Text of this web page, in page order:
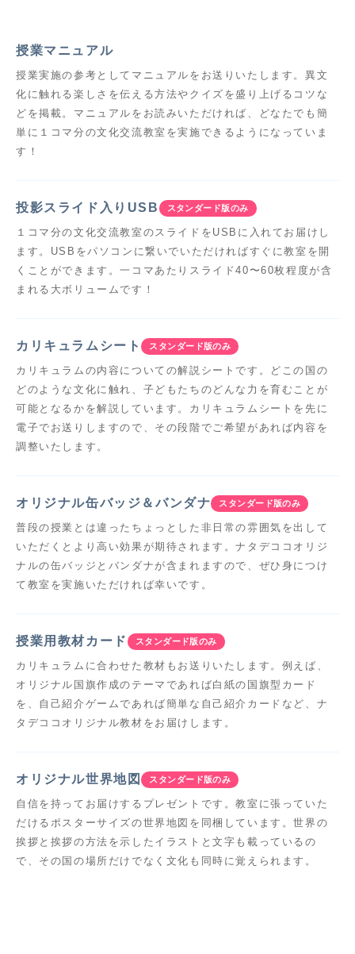
授業マニュアル
授業実施の参考としてマニュアルをお送りいたします。異文
化に触れる楽しさを伝える方法やクイズを盛り上げるコツな
どを掲載。マニュアルをお読みいただければ、どなたでも簡
単に１コマ分の文化交流教室を実施できるようになっていま
す！
投影スライド入りUSB スタンダード版のみ
１コマ分の文化交流教室のスライドをUSBに入れてお届けし
ます。USBをパソコンに繋いでいただければすぐに教室を開
くことができます。一コマあたりスライド40〜60枚程度が含
まれる大ボリュームです！
カリキュラムシート スタンダード版のみ
カリキュラムの内容についての解説シートです。どこの国の
どのような文化に触れ、子どもたちのどんな力を育むことが
可能となるかを解説しています。カリキュラムシートを先に
電子でお送りしますので、その段階でご希望があれば内容を
調整いたします。
オリジナル缶バッジ＆バンダナ スタンダード版のみ
普段の授業とは違ったちょっとした非日常の雰囲気を出して
いただくとより高い効果が期待されます。ナタデココオリジ
ナルの缶バッジとバンダナが含まれますので、ぜひ身につけ
て教室を実施いただければ幸いです。
授業用教材カード スタンダード版のみ
カリキュラムに合わせた教材もお送りいたします。例えば、
オリジナル国旗作成のテーマであれば白紙の国旗型カード
を、自己紹介ゲームであれば簡単な自己紹介カードなど、ナ
タデココオリジナル教材をお届けします。
オリジナル世界地図 スタンダード版のみ
自信を持ってお届けするプレゼントです。教室に張っていた
だけるポスターサイズの世界地図を同梱しています。世界の
挨拶と挨拶の方法を示したイラストと文字も載っているの
で、その国の場所だけでなく文化も同時に覚えられます。